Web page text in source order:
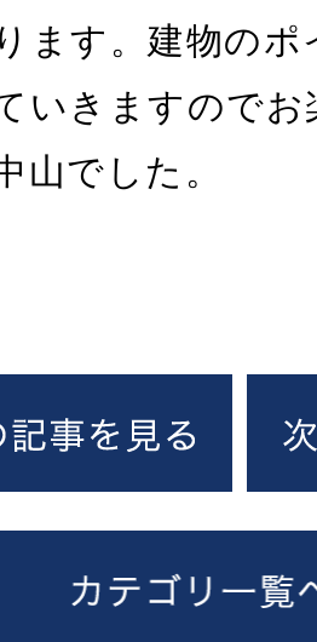
ます。建物のポ
いきますのでお
山でした。